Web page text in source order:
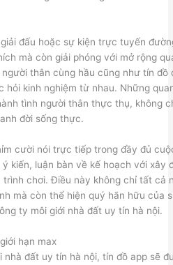
đấu hoặc sự kiện trực tuyến
mà còn giải phóng với mở rộng
thân cùng hầu cũng như tín đồ
hỏi kinh nghiệm từ nhau. Những
tình người thân thực thụ, không
đời sống thực.
cười nói trực tiếp trong đầy đủ
kiến, luận bàn về kế hoạch với xây
trình chơi. Điều này không chỉ tất cả
mà còn thể hiện quý hãn hữu của
ty môi giới nhà đất uy tín hà nội.
hạn max
nhà đất uy tín hà nội, tín đồ app sẽ